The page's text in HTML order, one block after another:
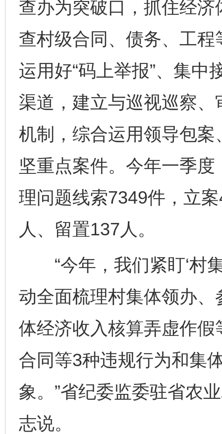
查办为突破口，抓住经
查村级合同、债务、工
运用好“码上举报”、集
渠道，建立与巡视巡察
机制，综合运用领导包
坚重点案件。今年一季
理问题线索7349件，立
人、留置137人。
“今年，我们紧盯‘村集
动全面梳理村集体领办
体经济收入核算弄虚作
合同等3种违规行为和集
象。”省纪委监委驻省农
志说。